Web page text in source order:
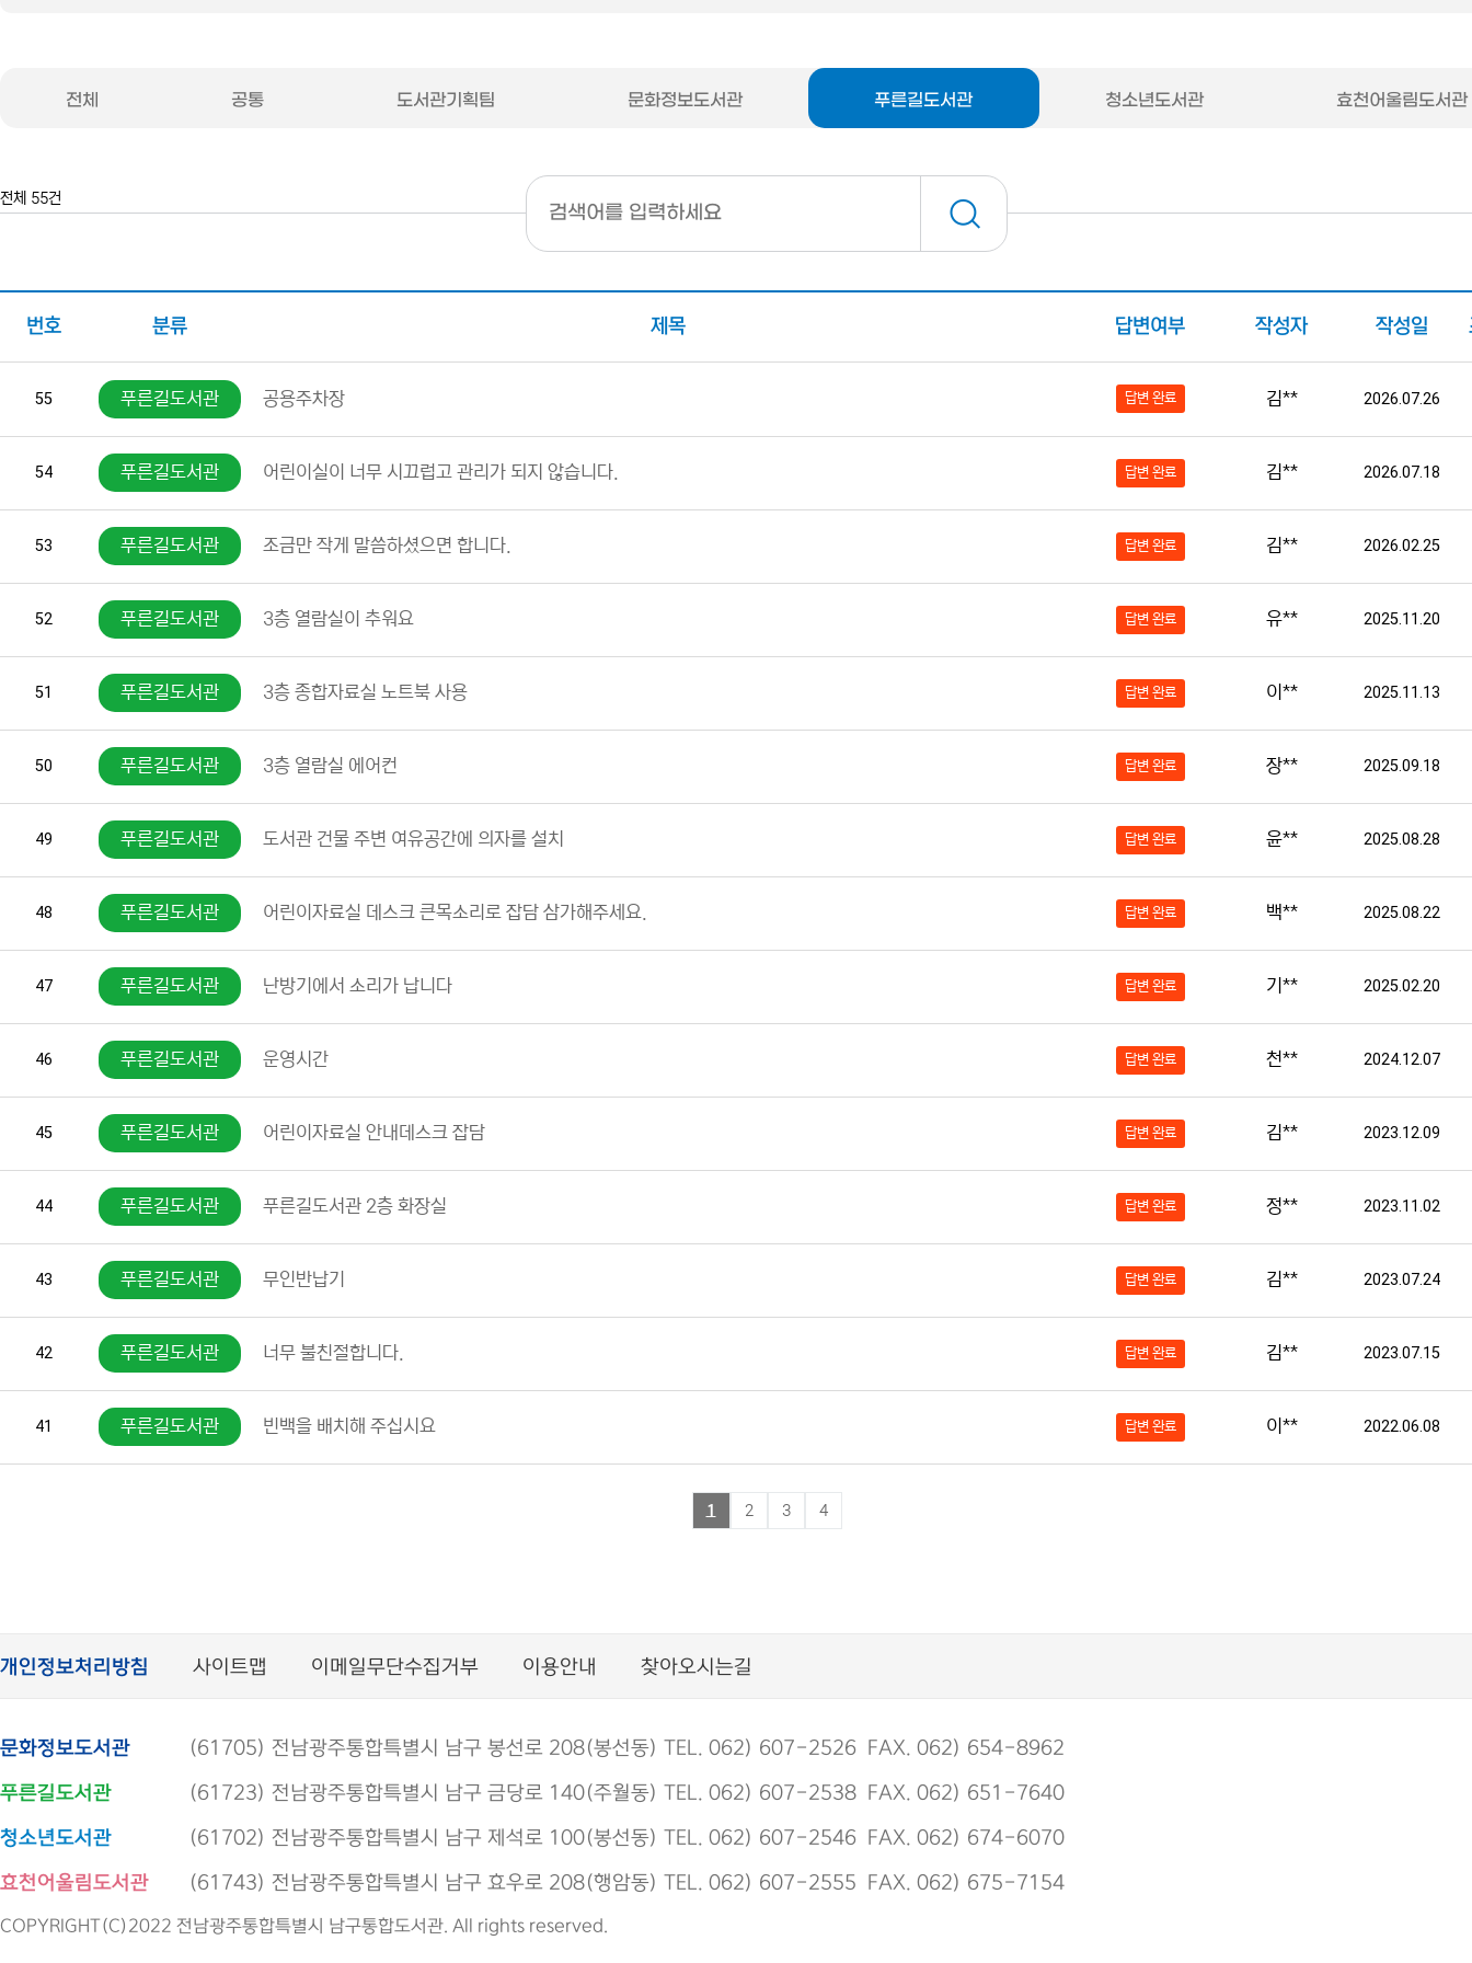
전체 공통 도서관기획팀 문화정보도서관 푸른길도서관 청소년도서관 효천어울림도서관
전체 55건
번호 분류 제목 답변여부 작성자 작성일
55 푸른길도서관 공용주차장 답변 완료 김** 2026.07.26
54 푸른길도서관 어린이실이 너무 시끄럽고 관리가 되지 않습니다. 답변 완료 김** 2026.07.18
53 푸른길도서관 조금만 작게 말씀하셨으면 합니다. 답변 완료 김** 2026.02.25
52 푸른길도서관 3층 열람실이 추워요 답변 완료 유** 2025.11.20
51 푸른길도서관 3층 종합자료실 노트북 사용 답변 완료 이** 2025.11.13
50 푸른길도서관 3층 열람실 에어컨 답변 완료 장** 2025.09.18
49 푸른길도서관 도서관 건물 주변 여유공간에 의자를 설치 답변 완료 윤** 2025.08.28
48 푸른길도서관 어린이자료실 데스크 큰목소리로 잡담 삼가해주세요. 답변 완료 백** 2025.08.22
47 푸른길도서관 난방기에서 소리가 납니다 답변 완료 기** 2025.02.20
46 푸른길도서관 운영시간 답변 완료 천** 2024.12.07
45 푸른길도서관 어린이자료실 안내데스크 잡담 답변 완료 김** 2023.12.09
44 푸른길도서관 푸른길도서관 2층 화장실 답변 완료 정** 2023.11.02
43 푸른길도서관 무인반납기 답변 완료 김** 2023.07.24
42 푸른길도서관 너무 불친절합니다. 답변 완료 김** 2023.07.15
41 푸른길도서관 빈백을 배치해 주십시요 답변 완료 이** 2022.06.08
1 2 3 4
개인정보처리방침 사이트맵 이메일무단수집거부 이용안내 찾아오시는길
문화정보도서관 (61705) 전남광주통합특별시 남구 봉선로 208(봉선동) TEL. 062) 607-2526 FAX. 062) 654-8962
푸른길도서관 (61723) 전남광주통합특별시 남구 금당로 140(주월동) TEL. 062) 607-2538 FAX. 062) 651-7640
청소년도서관 (61702) 전남광주통합특별시 남구 제석로 100(봉선동) TEL. 062) 607-2546 FAX. 062) 674-6070
효천어울림도서관 (61743) 전남광주통합특별시 남구 효우로 208(행암동) TEL. 062) 607-2555 FAX. 062) 675-7154
COPYRIGHT(C)2022 전남광주통합특별시 남구통합도서관. All rights reserved.